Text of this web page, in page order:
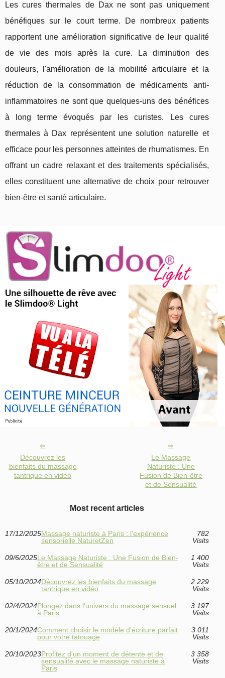
Les cures thermales de Dax ne sont pas uniquement
bénéfiques sur le court terme. De nombreux patients
rapportent une amélioration significative de leur qualité
de vie des mois après la cure. La diminution des
douleurs, l'amélioration de la mobilité articulaire et la
réduction de la consommation de médicaments anti-
inflammatoires ne sont que quelques-uns des bénéfices
à long terme évoqués par les curistes. Les cures
thermales à Dax représentent une solution naturelle et
efficace pour les personnes atteintes de rhumatismes. En
offrant un cadre relaxant et des traitements spécialisés,
elles constituent une alternative de choix pour retrouver
bien-être et santé articulaire.
Découvrez les
bienfaits du massage
tantrique en vidéo
Le Massage
Naturiste : Une
Fusion de Bien-être
et de Sensualité
Most recent articles
17/12/2025Massage naturiste à Paris : l'expérience
sensorielle NaturetZen
782
Visits
09/6/2025Le Massage Naturiste : Une Fusion de Bien-
être et de Sensualité
1 400
Visits
05/10/2024Découvrez les bienfaits du massage
tantrique en vidéo
2 229
Visits
02/4/2024Plongez dans l'univers du massage sensuel
à Paris
3 197
Visits
20/1/2024Comment choisir le modèle d'écriture parfait
pour votre tatouage
3 011
Visits
20/10/2023Profitez d'un moment de détente et de
sensualité avec le massage naturiste à
Paris
3 358
Visits